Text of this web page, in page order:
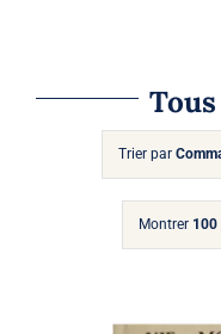
Trier par
Montrer 100